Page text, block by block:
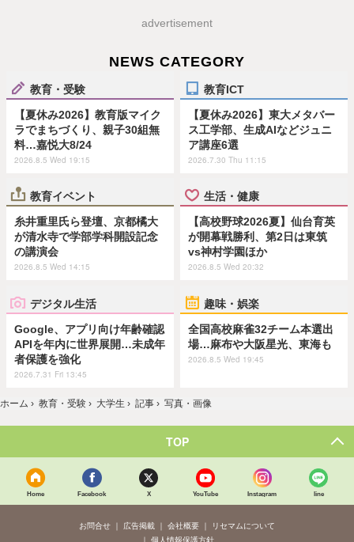
advertisement
NEWS CATEGORY
教育・受験
【夏休み2026】教育版マイク
ラでまちづくり、親子30組無
料…嘉悦大8/24
2026.8.5 Wed 19:15
教育ICT
【夏休み2026】東大メタバー
ス工学部、生成AIなどジュニ
ア講座6選
2026.7.30 Thu 11:15
教育イベント
糸井重里氏ら登壇、京都橘大
が清水寺で学部学科開設記念
の講演会
2026.8.5 Wed 14:15
生活・健康
【高校野球2026夏】仙台育英
が開幕戦勝利、第2日は東筑
vs神村学園ほか
2026.8.5 Wed 20:32
デジタル生活
Google、アプリ向け年齢確認
APIを年内に世界展開…未成年
者保護を強化
2026.7.31 Fri 13:45
趣味・娯楽
全国高校麻雀32チーム本選出
場…麻布や大阪星光、東海も
2026.8.5 Wed 19:45
ホーム › 教育・受験 › 大学生 › 記事 › 写真・画像
TOP
Home Facebook X YouTube Instagram line
お問合せ 広告掲載 会社概要
リセマムについて